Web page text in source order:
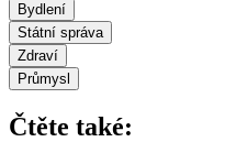
Bydlení
Státní správa
Zdraví
Průmysl
Čtěte také: